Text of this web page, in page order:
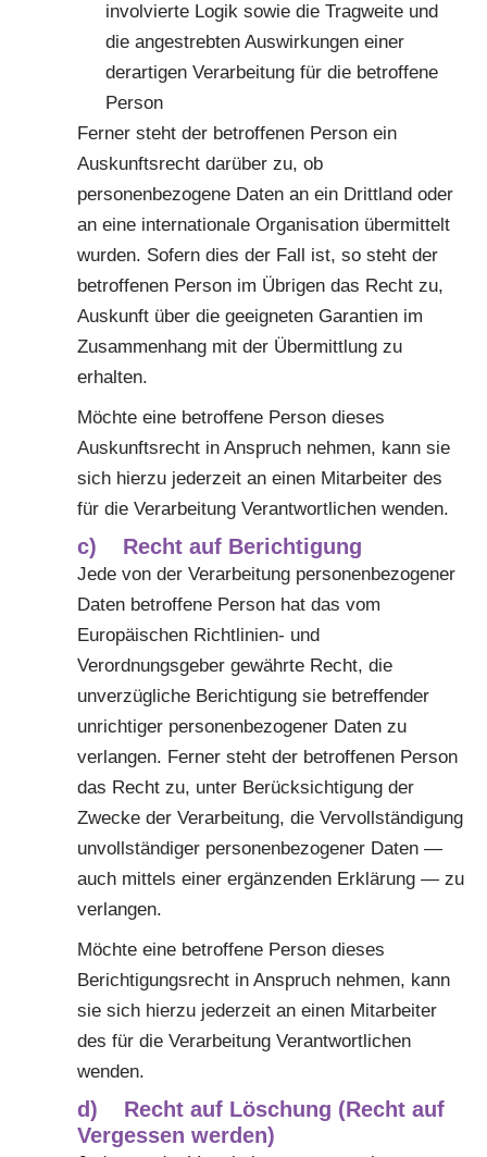
involvierte Logik sowie die Tragweite und
die angestrebten Auswirkungen einer
derartigen Verarbeitung für die betroffene
Person
Ferner steht der betroffenen Person ein
Auskunftsrecht darüber zu, ob
personenbezogene Daten an ein Drittland oder
an eine internationale Organisation übermittelt
wurden. Sofern dies der Fall ist, so steht der
betroffenen Person im Übrigen das Recht zu,
Auskunft über die geeigneten Garantien im
Zusammenhang mit der Übermittlung zu
erhalten.
Möchte eine betroffene Person dieses
Auskunftsrecht in Anspruch nehmen, kann sie
sich hierzu jederzeit an einen Mitarbeiter des
für die Verarbeitung Verantwortlichen wenden.
c) Recht auf Berichtigung
Jede von der Verarbeitung personenbezogener
Daten betroffene Person hat das vom
Europäischen Richtlinien- und
Verordnungsgeber gewährte Recht, die
unverzügliche Berichtigung sie betreffender
unrichtiger personenbezogener Daten zu
verlangen. Ferner steht der betroffenen Person
das Recht zu, unter Berücksichtigung der
Zwecke der Verarbeitung, die Vervollständigung
unvollständiger personenbezogener Daten —
auch mittels einer ergänzenden Erklärung — zu
verlangen.
Möchte eine betroffene Person dieses
Berichtigungsrecht in Anspruch nehmen, kann
sie sich hierzu jederzeit an einen Mitarbeiter
des für die Verarbeitung Verantwortlichen
wenden.
d) Recht auf Löschung (Recht auf
Vergessen werden)